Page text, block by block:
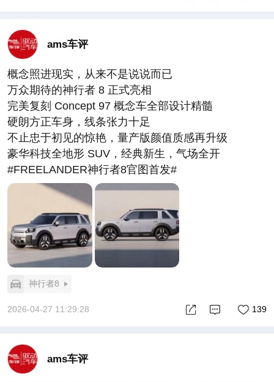
ams车评
概念照进现实，从来不是说说而已
万众期待的神行者 8 正式亮相
完美复刻 Concept 97 概念车全部设计精髓
硬朗方正车身，线条张力十足
不止忠于初见的惊艳，量产版颜值质感再升级
豪华科技全地形 SUV，经典新生，气场全开
#FREELANDER神行者8官图首发#
神行者8
2026-04-27 11:29:28 139
ams车评